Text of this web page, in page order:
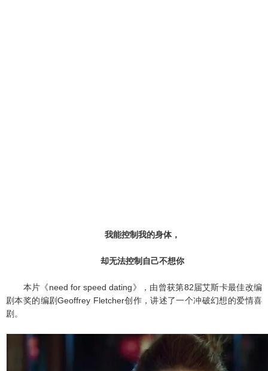
我能控制我的身体，
却无法控制自己不想你
本片《need for speed dating》，由曾获第82届艾斯卡最佳改编
剧本奖的编剧Geoffrey Fletcher创作，讲述了一个冲破幻想的爱情喜
剧。